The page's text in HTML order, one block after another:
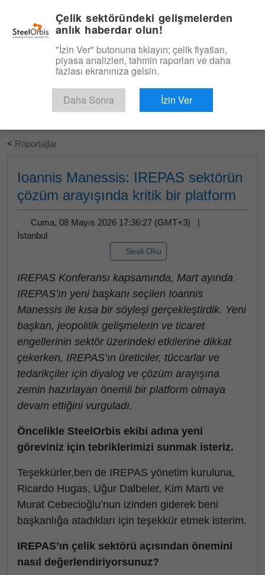
Ücretsiz Deneyin
< Röportajlar
Ioannis Manessis: IREPAS sektörün
çözüm arayışında kritik bir platform
Cuma, 08 Mayıs 2026 17:36:27 (GMT+3) |
İstanbul
Sesli Oku
IREPAS Konferansı kapsamında, Mart ayında
IREPAS’ın yeni başkanı seçilen Ioannis
Manessis ile kısa bir söyleşi gerçekleştirdik. Yeni
başkan, jeopolitik gelişmelerin ve ticaret
engellerinin sektör üzerindeki etkilerine dikkat
çekerken, IREPAS’ın üreticiler, tüccarlar ve
tedarikçiler için diyalog ve çözüm arayışına
zemin hazırlayan önemli bir platform olmaya
devam ettiğini vurguladı.
Öncelikle SteelOrbis ekibi adına yeni
göreviniz için tebriklerimizi sunmak isteriz.
Teşekkürler,ben de IREPAS yönetim kuruluna,
Ricardo Hugas, Uğur Dalbeler, Kim Marti ve
Murat Cebecioğlu’nun izinden giderek beni
başkanlığa atadıkları için teşekkür etmek isterim.
IREPAS’ın çelik sektörü açısından önemini
nasıl değerlendiriyorsunuz?
Çelik sektöründeki gelişmelerden
anlık haberdar olun!
"İzin Ver" butonuna tıklayın; çelik fiyatları,
piyasa analizleri, tahmin raporları ve daha
fazlası ekranınıza gelsin.
Daha Sonra İzin Ver